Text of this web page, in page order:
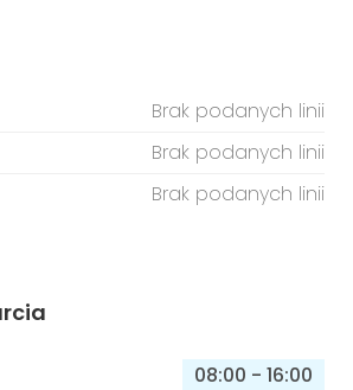
Brak podanych linii
Brak podanych linii
Brak podanych linii
08:00 - 16:00